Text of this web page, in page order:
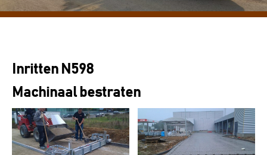
Inritten N598
Machinaal bestraten